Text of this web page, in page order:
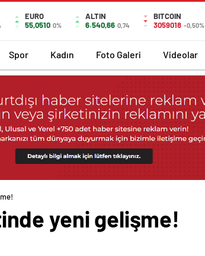
EURO
55,0510 0%
ALTIN
6.540,66 0,74
BITCOIN
3059018 -0,50%
Spor Kadın Foto Galeri Videolar
yeni gelişme!